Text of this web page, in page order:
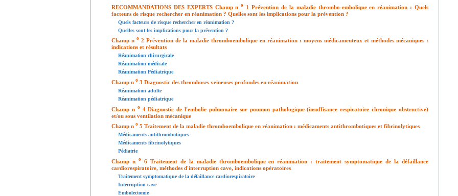
RECOMMANDATIONS DES EXPERTS Champ no 1 Prévention de la maladie thrombo-embolique en réanimation : Quels
facteurs de risque rechercher en réanimation ? Quelles sont les implications pour la prévention ?
Quels facteurs de risque rechercher en réanimation ?
Quelles sont les implications pour la prévention ?
Champ n o 2 Prévention de la maladie thromboembolique en réanimation : moyens médicamenteux et méthodes mécaniques :
indications et résultats
Réanimation chirurgicale
Réanimation médicale
Réanimation Pédiatrique
Champ n o 3 Diagnostic des thromboses veineuses profondes en réanimation
Réanimation adulte
Réanimation pédiatrique
Champ n o4 Diagnostic de l'embolie pulmonaire sur poumon pathologique (insuffisance respiratoire chronique obstructive)
et/ou sous ventilation mécanique
Champ n o 5 Traitement de la maladie thromboembolique en réanimation : médicaments antithrombotiques et fibrinolytiques
Médicaments antithrombotiques
Médicaments fibrinolytiques
Pédiatrie
Champ n o6 Traitement de la maladie thromboembolique en réanimation : traitement symptomatique de la défaillance
cardiorespiratoire, méthodes d'interruption cave, indications opératoires
Traitement symptomatique de la défaillance cardiorespiratoire
Interruption cave
Embolectomie